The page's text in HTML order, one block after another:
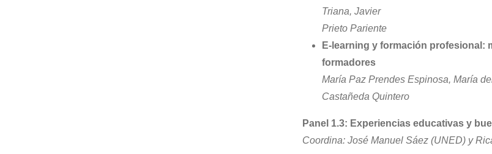
Triana, Javier
Prieto Pariente
E-learning y formación profesional:
formadores
María Paz Prendes Espinosa, María
Castañeda Quintero
Panel 1.3: Experiencias educativas y
Coordina: José Manuel Sáez (UNED) y